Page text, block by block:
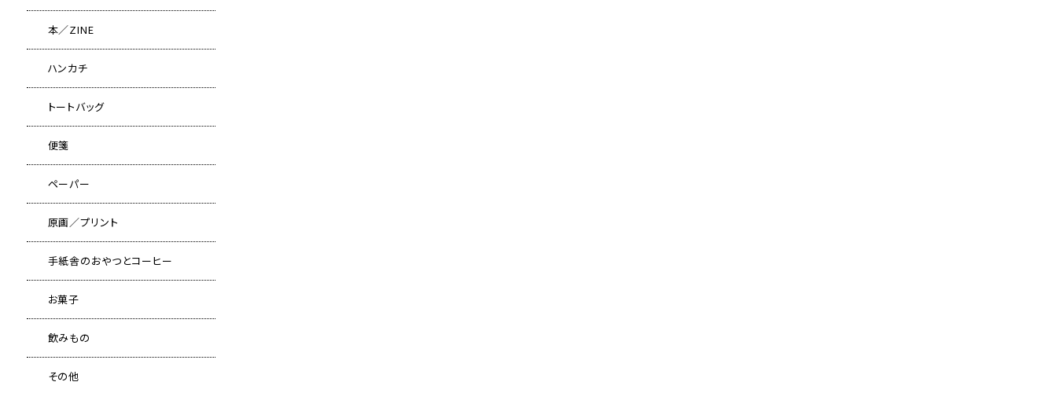
本／ZINE
ハンカチ
トートバッグ
便箋
ペーパー
原画／プリント
手紙舎のおやつとコーヒー
お菓子
飲みもの
その他